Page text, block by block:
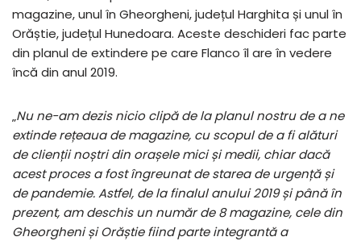
magazine, unul în Gheorgheni, județul Harghita și unul în
Orăștie, județul Hunedoara. Aceste deschideri fac parte
din planul de extindere pe care Flanco îl are în vedere
încă din anul 2019.
„Nu ne-am dezis nicio clipă de la planul nostru de a ne
extinde rețeaua de magazine, cu scopul de a fi alături
de clienții noștri din orașele mici și medii, chiar dacă
acest proces a fost îngreunat de starea de urgență și
de pandemie. Astfel, de la finalul anului 2019 și până în
prezent, am deschis un număr de 8 magazine, cele din
Gheorgheni și Orăștie fiind parte integrantă a